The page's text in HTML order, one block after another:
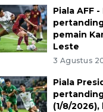
Piala AFF
pemain
Leste
3 Agustus
Piala
(1/8/